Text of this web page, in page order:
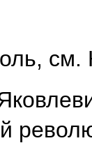
см.